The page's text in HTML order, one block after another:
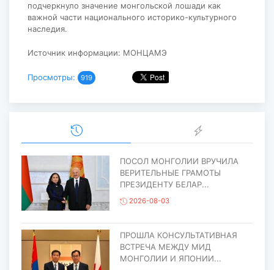
подчеркнуло значение монгольской лошади как
важной части национального историко-культурного
наследия.
Источник информации: МОНЦАМЭ
Просмотры: 919
ПОСОЛ МОНГОЛИИ ВРУЧИЛА
ВЕРИТЕЛЬНЫЕ ГРАМОТЫ
ПРЕЗИДЕНТУ БЕЛАР...
2026-08-03
ПРОШЛА КОНСУЛЬТАТИВНАЯ
ВСТРЕЧА МЕЖДУ МИД
МОНГОЛИИ И ЯПОНИИ...